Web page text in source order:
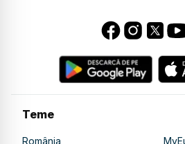
Teme
România